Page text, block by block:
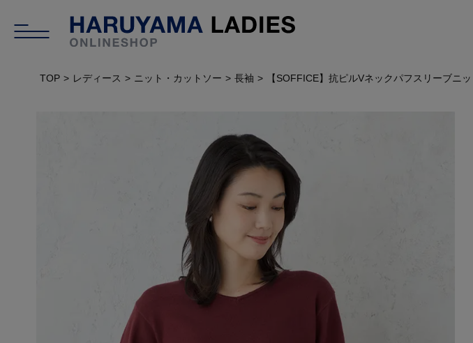
TOP レディース ニット・カットソー 長袖 【SOFFICE】抗ピルVネックパフスリーブニ